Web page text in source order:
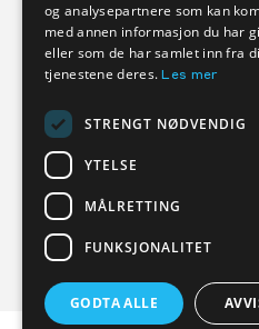
Veihjelp:
MG: 22 22 27 15
Volvo: 800 30 060
FORHANDLERE
og analysepartnere som kan
med annen informasjon du har
eller som de har samlet inn fra
tjenestene deres.Les mer
STRENGT NØDVENDIG
YTELSE
MÅLRETTING
FUNKSJONALITET
GODTA ALLE